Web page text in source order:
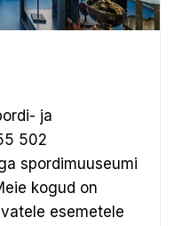
ja
502
spordimuuseumi
kogud on
esemetele